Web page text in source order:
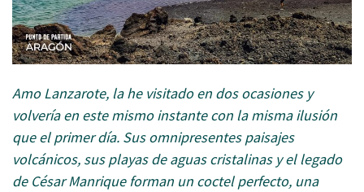
Amo Lanzarote, la he visitado en dos ocasiones y
volvería en este mismo instante con la misma ilusión
que el primer día. Sus omnipresentes paisajes
volcánicos, sus playas de aguas cristalinas y el legado
de César Manrique forman un coctel perfecto, una